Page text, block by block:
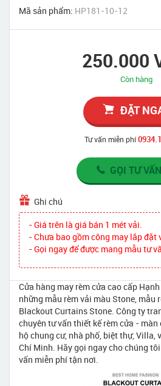
Mã sản phẩm: HP181-10-12
250.000
Còn hàng
ĐẶT
Tư vấn miễn phí
GỌI TƯ VẤN
Ghi chú
- Giá trên là giá bán 1 mét vải.
- Chưa bao gồm công may lắp đặt
- Gọi ngay để được mang mẫu tư
Cửa hàng may rèm cửa cao cấp
những mẫu rèm vải màu Stone, mẫu
Blackout Curtains Stone. Công ty
chuyên tư vấn thiết kế rèm cửa - màn
hộ chung cư, nhà phố, biệt thự, Villa,
Chí Minh. Hãy gọi ngay cho chúng
vấn miễn phí tận nơi.